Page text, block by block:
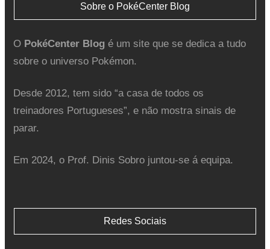
Sobre o PokéCenter Blog
O PokéCenter Blogé um site que se dedica a tudo
sobre o universo Pokémon.
Desde 2012, tem sido “a casa de todos os
treinadores Portugueses”, e não mostra sinais de
parar.
Em 2024, o Prof. Dinis Sobro juntou-se á equipa.
Redes Sociais